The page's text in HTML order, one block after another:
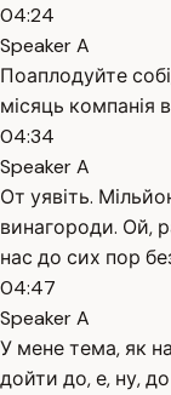
04:24
Speaker A
Поаплодуйте
місяць компанія
04:34
Speaker A
От уявіть.
винагороди. Ой,
нас до сих пор
04:47
Speaker A
У мене тема, як
дойти до, е, ну,